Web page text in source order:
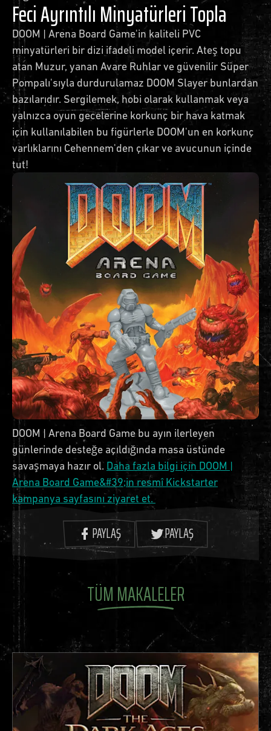
Feci Ayrıntılı Minyatürleri Topla
DOOM | Arena Board Game'in kaliteli PVC
minyatürleri bir dizi ifadeli model içerir. Ateş topu
atan Muzur, yanan Avare Ruhlar ve güvenilir Süper
Pompalı'sıyla durdurulamaz DOOM Slayer bunlardan
bazılarıdır. Sergilemek, hobi olarak kullanmak veya
yalnızca oyun gecelerine korkunç bir hava katmak
için kullanılabilen bu figürlerle DOOM'un en korkunç
varlıklarını Cehennem'den çıkar ve avucunun içinde
tut!
DOOM | Arena Board Game bu ayın ilerleyen
günlerinde desteğe açıldığında masa üstünde
savaşmaya hazır ol. Daha fazla bilgi için DOOM |
Arena Board Game&#39;in resmî Kickstarter
kampanya sayfasını ziyaret et.
PAYLAŞ PAYLAŞ
TÜM MAKALELER